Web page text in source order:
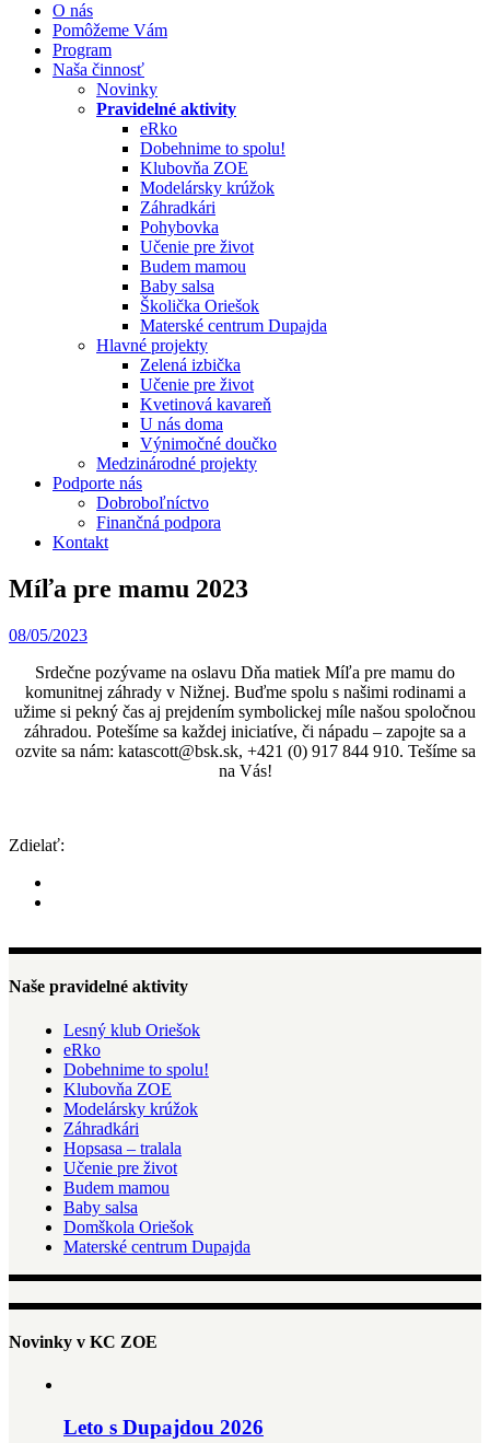
O nás
Pomôžeme Vám
Program
Naša činnosť
Novinky
Pravidelné aktivity
eRko
Dobehnime to spolu!
Klubovňa ZOE
Modelársky krúžok
Záhradkári
Pohybovka
Učenie pre život
Budem mamou
Baby salsa
Školička Oriešok
Materské centrum Dupajda
Hlavné projekty
Zelená izbička
Učenie pre život
Kvetinová kavareň
U nás doma
Výnimočné doučko
Medzinárodné projekty
Podporte nás
Dobroboľníctvo
Finančná podpora
Kontakt
Míľa pre mamu 2023
08/05/2023
Srdečne pozývame na oslavu Dňa matiek Míľa pre mamu do
komunitnej záhrady v Nižnej. Buďme spolu s našimi rodinami a
užime si pekný čas aj prejdením symbolickej míle našou spoločnou
záhradou. Potešíme sa každej iniciatíve, či nápadu – zapojte sa a
ozvite sa nám: katascott@bsk.sk, +421 (0) 917 844 910. Tešíme sa
na Vás!
Zdielať:
Naše pravidelné aktivity
Lesný klub Oriešok
eRko
Dobehnime to spolu!
Klubovňa ZOE
Modelársky krúžok
Záhradkári
Hopsasa – tralala
Učenie pre život
Budem mamou
Baby salsa
Domškola Oriešok
Materské centrum Dupajda
Novinky v KC ZOE
Leto s Dupajdou 2026